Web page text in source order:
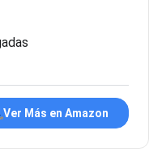
Ver Más en Amazon